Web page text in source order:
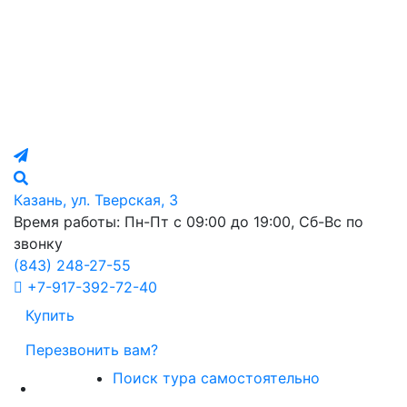
Казань, ул. Тверская, 3
Время работы: Пн-Пт с 09:00 до 19:00, Сб-Вс по
звонку
(843) 248-27-55
+7-917-392-72-40
Купить
Перезвонить вам?
Поиск тура самостоятельно